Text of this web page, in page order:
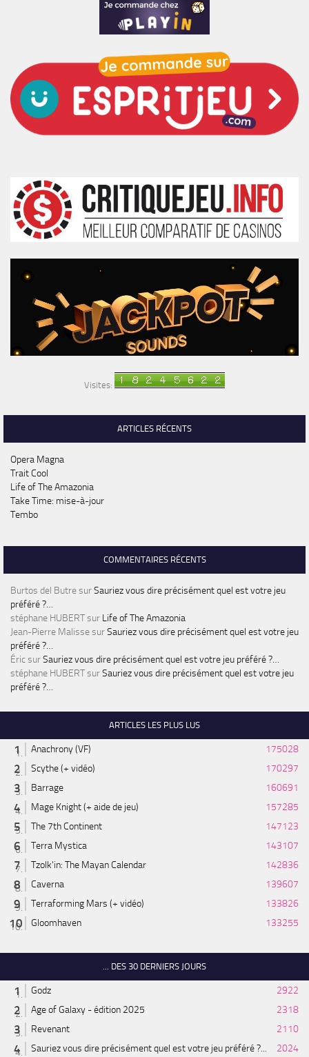
Visites:
ARTICLES RÉCENTS
Opera Magna
Trait Cool
Life of The Amazonia
Take Time: mise-à-jour
Tembo
COMMENTAIRES RÉCENTS
Burtos del ButresurSauriez vous dire précisément quel est votre jeu
préféré ?…
stéphane HUBERTsur Life of The Amazonia
Jean-Pierre MalissesurSauriez vous dire précisément quel est votre jeu
préféré ?…
ÉricsurSauriez vous dire précisément quel est votre jeu préféré ?…
stéphane HUBERTsurSauriez vous dire précisément quel est votre jeu
préféré ?…
ARTICLES LES PLUS LUS
Anachrony (VF)
175028
Scythe (+ vidéo)
170297
Barrage
160691
Mage Knight (+ aide de jeu)
157285
The 7th Continent
147123
Terra Mystica
143107
Tzolk'in: The Mayan Calendar
142836
Caverna
139607
Terraforming Mars (+ vidéo)
133826
Gloomhaven
133255
... DES 30 DERNIERS JOURS
Godz
2922
Age of Galaxy - édition 2025
2318
Revenant
2110
Sauriez vous dire précisément quel est votre jeu préféré ?...
2024